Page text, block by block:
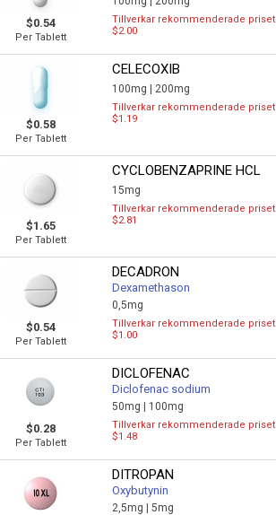
$0.54
Per Tablett
Tillverkar rekommenderade priset
$2.00
$0.58
Per Tablett
CELECOXIB
100mg | 200mg
Tillverkar rekommenderade priset
$1.19
$1.65
Per Tablett
CYCLOBENZAPRINE HCL
15mg
Tillverkar rekommenderade priset
$2.81
$0.54
Per Tablett
DECADRON
Dexamethason
0,5mg
Tillverkar rekommenderade priset
$1.00
$0.28
Per Tablett
DICLOFENAC
Diclofenac sodium
50mg | 100mg
Tillverkar rekommenderade priset
$1.48
DITROPAN
Oxybutynin
2,5mg |5mg